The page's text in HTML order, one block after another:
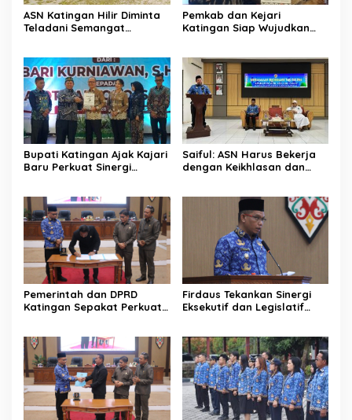
ASN Katingan Hilir Diminta
Teladani Semangat
Pemkab dan Kejari
Katingan Siap Wujudkan
Bupati Katingan Ajak Kajari
Baru Perkuat Sinergi
Saiful: ASN Harus Bekerja
dengan Keikhlasan dan
Pemerintah dan DPRD
Katingan Sepakat Perkuat
Firdaus Tekankan Sinergi
Eksekutif dan Legislatif